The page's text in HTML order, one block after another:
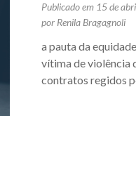
Publicado em 15 de
por Renila Bragagnoli
a pauta da
vítima de violência
contratos regidos